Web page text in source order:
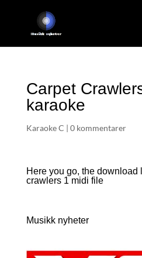
Carpet
karaoke
Karaoke C | 0 kommentarer
Here you go, the download
crawlers 1 midi file
Musikk nyheter